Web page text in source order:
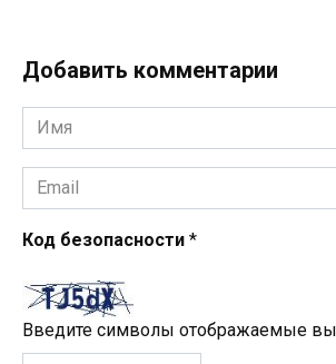
Добавить комментарии
Имя
*
Email
*
Код безопасности *
Введите символы отображаемые